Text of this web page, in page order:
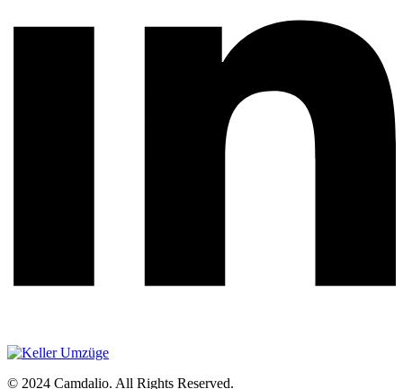
© 2024 Camdalio. All Rights Reserved.